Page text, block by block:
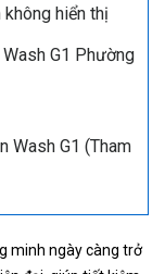
hiển thị
G1 Phường
Wash G1 (Tham
minh ngày càng trở